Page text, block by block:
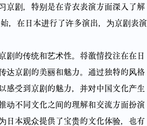
京剧，特别是在青衣表演方面深入了解
，在日本进行了许多演出，为京剧表演
剧的传统和艺术性。将激情投注在在日
达京剧的美丽和魅力。通过独特的风格
感受到京剧的魅力，并对中国文化产生
动不同文化之间的理解和交流方面扮演
日本观众提供了宝贵的文化体验，也有